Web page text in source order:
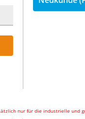
nur für die industrielle und
Exemplarische